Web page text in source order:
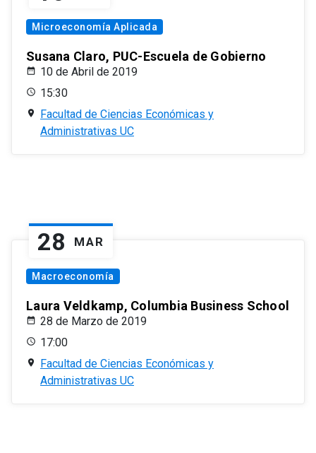
Microeconomía Aplicada
Susana Claro, PUC-Escuela de Gobierno
10 de Abril de 2019
15:30
Facultad de Ciencias Económicas y
Administrativas UC
28 MAR
Macroeconomía
Laura Veldkamp, Columbia Business School
28 de Marzo de 2019
17:00
Facultad de Ciencias Económicas y
Administrativas UC